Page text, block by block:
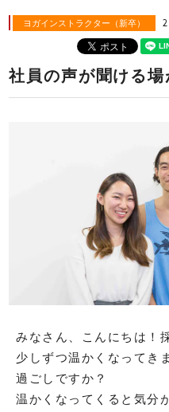
ヨガインストラクター（新卒）
社員の声が聞ける場
みなさん、こんにちは！
少しずつ温かくなってき
過ごしですか？
温かくなってくると気分